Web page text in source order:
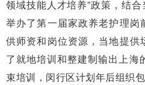
领域技能人才培养”政策，结
举办了第一届家政养老护理
供师资和岗位资源，当地提供
了就地培训和整建制输出上海
束培训，闵行区计划年后组织